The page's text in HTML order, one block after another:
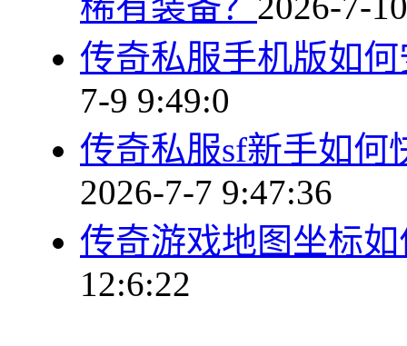
传奇私服手机版如
7-9 9:49:0
传奇私服sf新手如何
2026-7-7 9:47:36
传奇游戏地图坐标
12:6:22